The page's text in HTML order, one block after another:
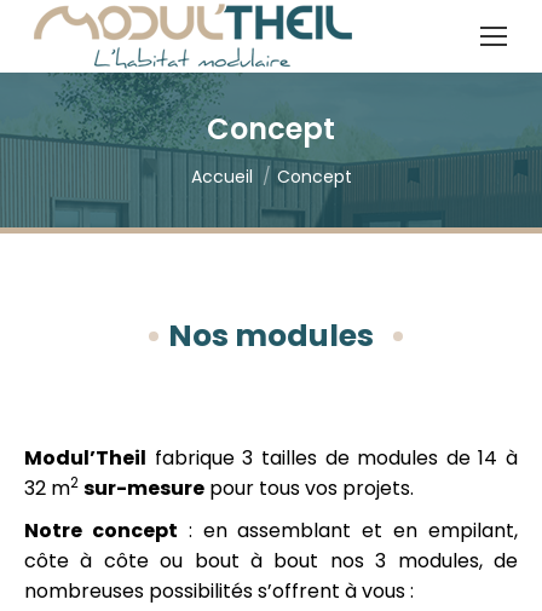
Recherche
:
Concept
Vous êtes ici :
Accueil Concept
Nos modules
Modul’Theil fabrique 3 tailles de modules de 14 à
32 m2 sur-mesure pour tous vos projets.
Notre concept : en assemblant et en empilant,
côte à côte ou bout à bout nos 3 modules, de
nombreuses possibilités s’offrent à vous :